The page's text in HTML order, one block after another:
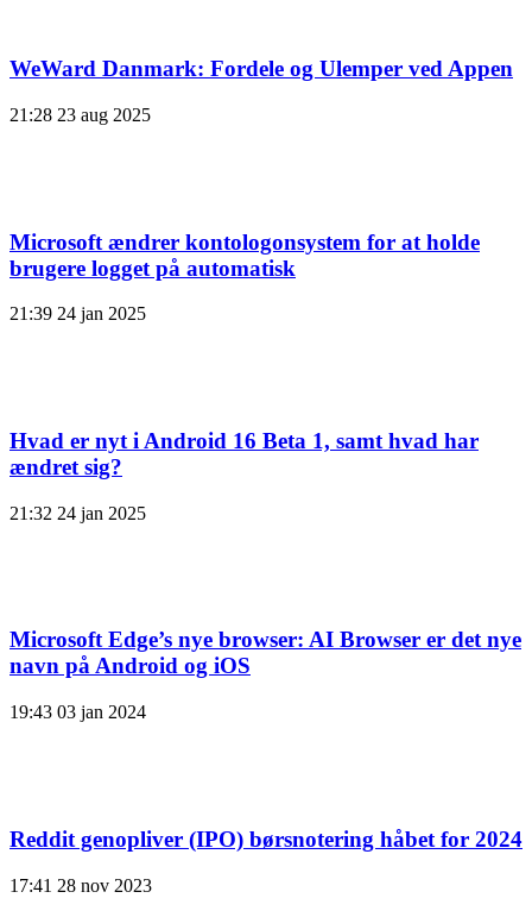
WeWard Danmark: Fordele og Ulemper ved Appen
21:28 23 aug 2025
Microsoft ændrer kontologonsystem for at holde
brugere logget på automatisk
21:39 24 jan 2025
Hvad er nyt i Android 16 Beta 1, samt hvad har
ændret sig?
21:32 24 jan 2025
Microsoft Edge’s nye browser: AI Browser er det nye
navn på Android og iOS
19:43 03 jan 2024
Reddit genopliver (IPO) børsnotering håbet for 2024
17:41 28 nov 2023